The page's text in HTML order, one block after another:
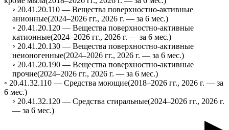
◦ 20.41.20.110 — Вещества поверхностно-активные
анионные(2024–2026 гг., 2026 г. — за 6 мес.)
◦ 20.41.20.120 — Вещества поверхностно-активные
катионные(2024–2026 гг., 2026 г. — за 6 мес.)
◦ 20.41.20.130 — Вещества поверхностно-активные
неионогенные(2024–2026 гг., 2026 г. — за 6 мес.)
◦ 20.41.20.190 — Вещества поверхностно-активные
прочие(2024–2026 гг., 2026 г. — за 6 мес.)
◦ 20.41.32.110 — Средства моющие(2018–2026 гг., 2026 г. — за
6 мес.)
◦ 20.41.32.120 — Средства стиральные(2024–2026 гг., 2026 г.
— за 6 мес.)